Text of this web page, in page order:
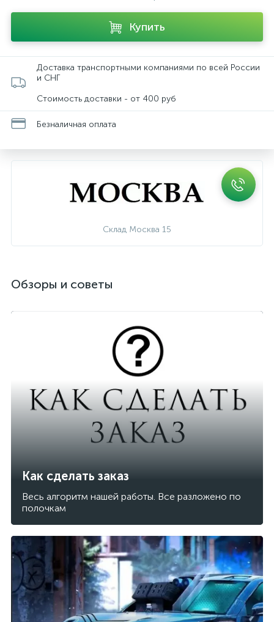
Купить
Доставка транспортными компаниями по всей России
и СНГ
Стоимость доставки - от 400 руб
Безналичная оплата
Склад Москва 15
Обзоры и советы
Как сделать заказ
Весь алгоритм нашей работы. Все разложено по
полочкам